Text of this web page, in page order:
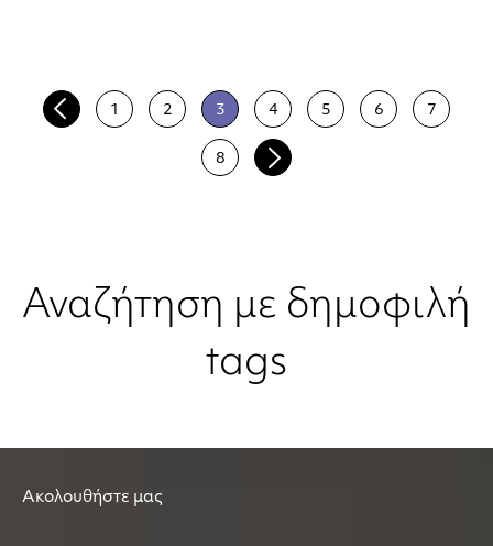
1 2 3 4 5 6 7
8
Αναζήτηση με δημοφιλή
tags
Ακολουθήστε μας